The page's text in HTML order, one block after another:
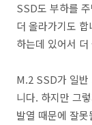
SSD도 부하를
더 올라가기도
하는데 있어서
M.2 SSD가 일반
니다. 하지만 그
발열 때문에 잘